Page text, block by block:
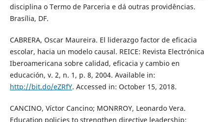
disciplina o Termo de Parceria e dá outras providências.
Brasília, DF.
CABRERA, Oscar Maureira. El liderazgo factor de eficacia
escolar, hacia un modelo causal. REICE: Revista Electrónica
Iberoamericana sobre calidad, eficacia y cambio en
educación, v. 2, n. 1, p. 8, 2004. Available in:
http://bit.do/eZRfY. Accessed in: October 15, 2018.
CANCINO, Víctor Cancino; MONRROY, Leonardo Vera.
Education policies to strengthen directive leadership: